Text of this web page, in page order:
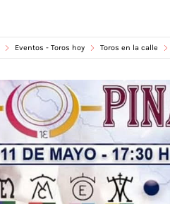
Eventos - Toros hoy Toros en la calle